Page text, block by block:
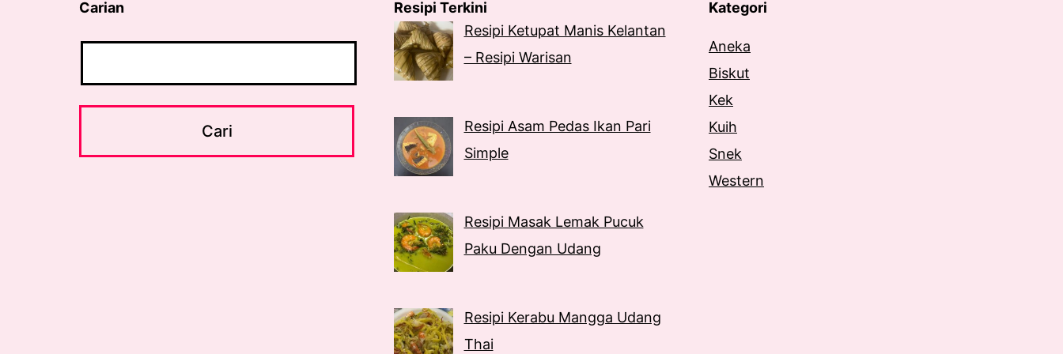
Carian
Resipi Terkini
Resipi Ketupat Manis Kelantan
– Resipi Warisan
Resipi Asam Pedas Ikan Pari
Simple
Resipi Masak Lemak Pucuk
Paku Dengan Udang
Resipi Kerabu Mangga Udang
Thai
Kategori
Aneka
Biskut
Kek
Kuih
Snek
Western